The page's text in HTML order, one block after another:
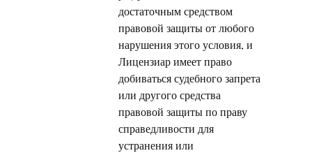
достаточным средством
правовой защиты от любого
нарушения этого условия, и
Лицензиар имеет право
добиваться судебного запрета
или другого средства
правовой защиты по праву
справедливости для
устранения или